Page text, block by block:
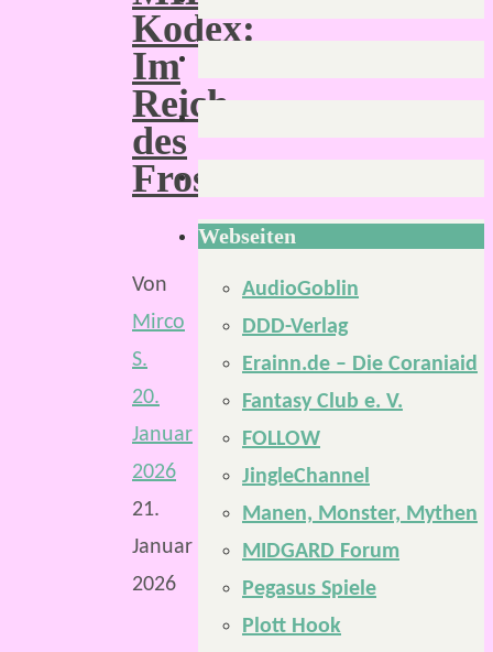
Kodex:
Im
Reich
des
Frosthexers
Von
Mirco
S.
20.
Januar
2026
21.
Januar
2026
Webseiten
AudioGoblin
DDD-Verlag
Erainn.de – Die Coraniaid
Fantasy Club e. V.
FOLLOW
JingleChannel
Manen, Monster, Mythen
MIDGARD Forum
Pegasus Spiele
Plott Hook